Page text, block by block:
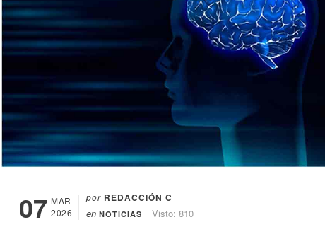
07 MAR
2026
por REDACCIÓN C
en NOTICIAS Visto: 810